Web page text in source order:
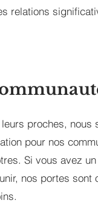
relations
proches,
pour nos
Si vous avez
nos portes